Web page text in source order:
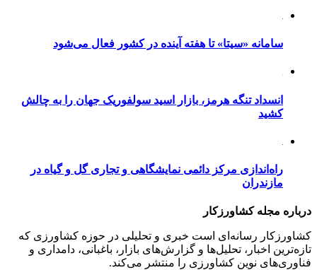
سامانه «سیتا» تا هفته آینده در کشور فعال می‌شود
انسداد تنگه هرمز، بازار اسید سولفوریک جهان را به چالش
کشید
راه‌اندازی مرکز دائمی نمایشگاهی و تجاری گل و گیاه در
مازندران
درباره مجله کشاورزکار
کشاورزکار رسانه‌ای است خبری و تحلیلی در حوزه کشاورزی که
تازه‌ترین اخبار، تحلیل‌ها و گزارش‌های بازار، باغبانی، دامداری و
فناوری‌های نوین کشاورزی را منتشر می‌کند.